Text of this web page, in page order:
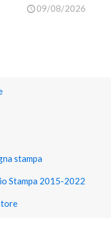
09/08/2026
stampa
Stampa 2015-2022